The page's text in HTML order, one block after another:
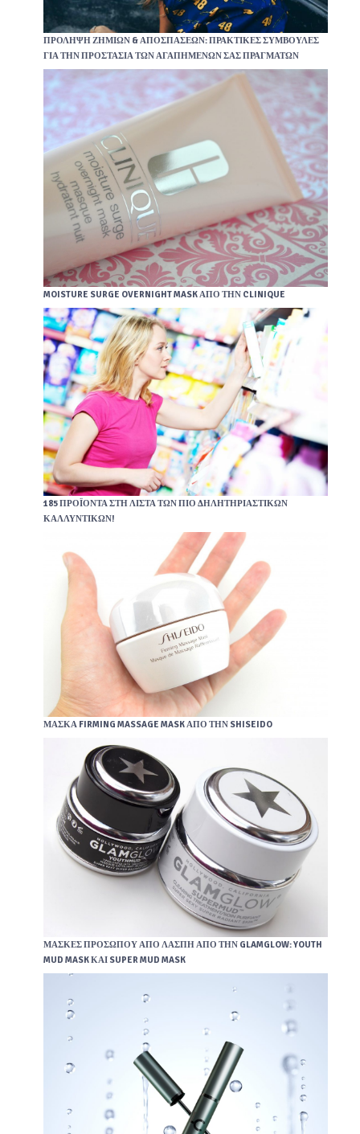
ΠΡΌΛΗΨΗ ΖΗΜΙΏΝ & ΑΠΟΣΠΆΣΕΩΝ: ΠΡΑΚΤΙΚΈΣ ΣΥΜΒΟΥΛΈΣ
ΓΙΑ ΤΗΝ ΠΡΟΣΤΑΣΊΑ ΤΩΝ ΑΓΑΠΗΜΈΝΩΝ ΣΑΣ ΠΡΑΓΜΆΤΩΝ
MOISTURE SURGE OVERNIGHT MASK ΑΠΌ ΤΗΝ CLINIQUE
185 ΠΡΟΪΌΝΤΑ ΣΤΗ ΛΊΣΤΑ ΤΩΝ ΠΙΟ ΔΗΛΗΤΗΡΙΑΣΤΙΚΏΝ
ΚΑΛΛΥΝΤΙΚΏΝ!
ΜΆΣΚΑ FIRMING MASSAGE MASK ΑΠΌ ΤΗΝ SHISEIDO
ΜΆΣΚΕΣ ΠΡΟΣΏΠΟΥ ΑΠΌ ΛΆΣΠΗ ΑΠΌ ΤΗΝ GLAMGLOW: YOUTH
MUD MASK ΚΑΙ SUPER MUD MASK